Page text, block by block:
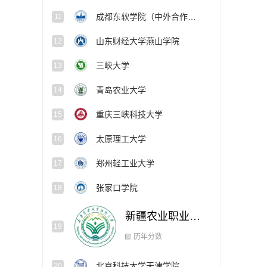
11
12 山东财经大学燕山学院
13 三峡大学
14 青岛农业大学
15 重庆三峡科技大学
16 太原理工大学
17 郑州轻工业大学
18 张家口学院
新疆农业职业技术大学
历年分数